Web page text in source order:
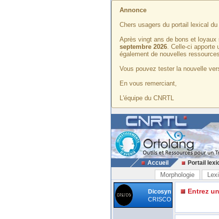
Annonce
Chers usagers du portail lexical du
Après vingt ans de bons et
septembre 2026. Celle-ci apporte
également de nouvelles
Vous pouvez tester la nouvelle
En vous remerciant,
L'équipe du CNRTL
Accueil Portail
Morphologie
Dicosyn
CRISCO
Entrez